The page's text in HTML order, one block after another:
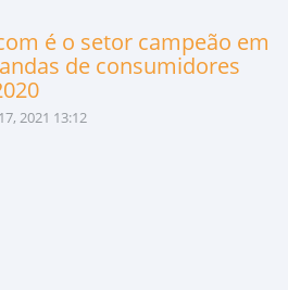
é o setor campeão em
de consumidores
2021 13:12